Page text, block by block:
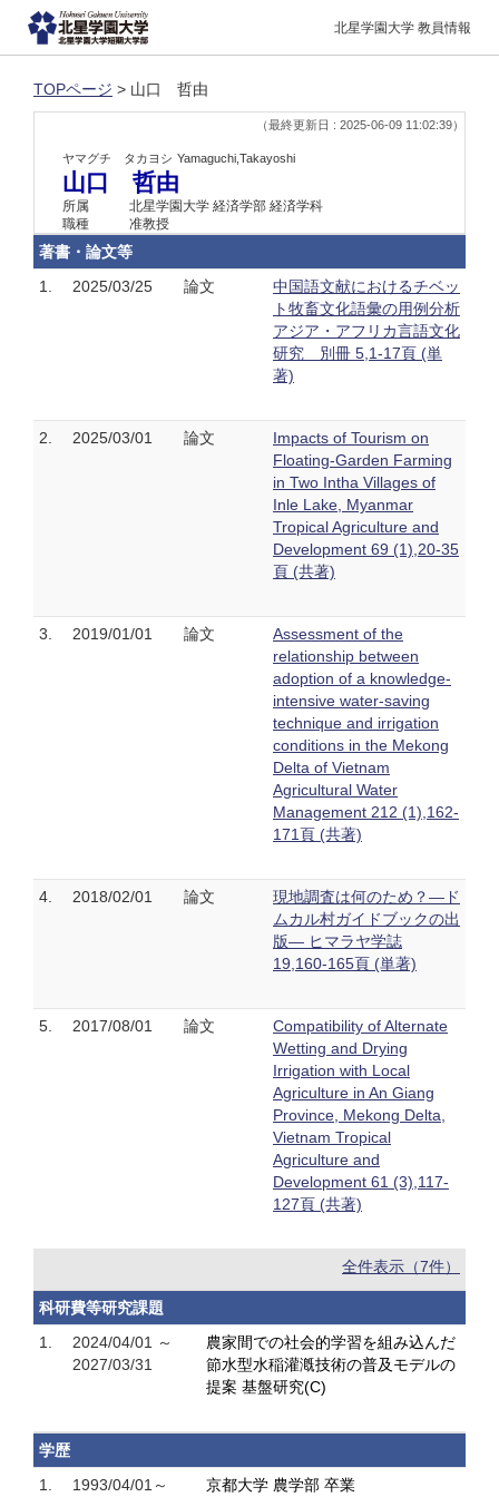
北星学園大学 教員情報
TOPページ > 山口 哲由
（最終更新日 : 2025-06-09 11:02:39）
ヤマグチ タカヨシ Yamaguchi,Takayoshi
山口 哲由
所属
北星学園大学 経済学部 経済学科
職種
准教授
著書・論文等
1.
2025/03/25 論文
中国語文献におけるチベッ
ト牧畜文化語彙の用例分析
アジア・アフリカ言語文化
研究 別冊 5,1-17頁 (単
著)
2. 2025/03/01 論文
Impacts of Tourism on
Floating-Garden Farming
in Two Intha Villages of
Inle Lake, Myanmar
Tropical Agriculture and
Development 69 (1),20-35
頁 (共著)
3. 2019/01/01 論文
Assessment of the
relationship between
adoption of a knowledge-
intensive water-saving
technique and irrigation
conditions in the Mekong
Delta of Vietnam
Agricultural Water
Management 212 (1),162-
171頁 (共著)
4. 2018/02/01 論文
現地調査は何のため？―ド
ムカル村ガイドブックの出
版― ヒマラヤ学誌
19,160-165頁 (単著)
5. 2017/08/01 論文
Compatibility of Alternate
Wetting and Drying
Irrigation with Local
Agriculture in An Giang
Province, Mekong Delta,
Vietnam Tropical
Agriculture and
Development 61 (3),117-
127頁 (共著)
全件表示（7件）
科研費等研究課題
1.
2024/04/01 ～
2027/03/31
農家間での社会的学習を組み込んだ
節水型水稲灌漑技術の普及モデルの
提案 基盤研究(C)
学歴
1.
1993/04/01～ 京都大学 農学部 卒業